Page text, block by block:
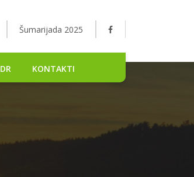
Šumarijada 2025
KONTAKTI